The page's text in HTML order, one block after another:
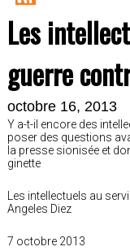
RSS
Les
guerre
octobre 16, 2013
Y a-t-il encore des
poser des questions
la presse sionisée et
ginette
Les intellectuels au
Angeles Diez
7 octobre 2013